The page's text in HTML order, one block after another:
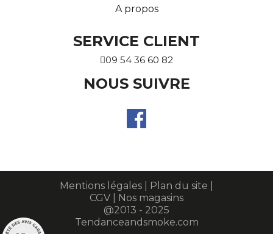
A propos
SERVICE CLIENT
09 54 36 60 82
NOUS SUIVRE
Mentions légales Plan du site
CGV
Nos magasins
@2013 - 2025
Tendanceandsmoke.com